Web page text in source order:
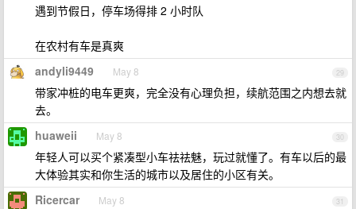
遇到节假日，停车场得排 2 小时队
在农村有车是真爽
29
andyli9449 May 8
带家冲桩的电车更爽，完全没有心理负担，续航范围之内想去就
去。
30
huaweii May 8
年轻人可以买个紧凑型小车祛祛魅，玩过就懂了。有车以后的最
大体验其实和你生活的城市以及居住的小区有关。
31
Ricercar May 8